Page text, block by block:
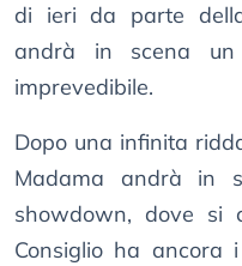
di ieri da parte
andrà in scena un
imprevedibile.
Dopo una infinita
Madama andrà in
showdown, dove si
Consiglio ha ancora